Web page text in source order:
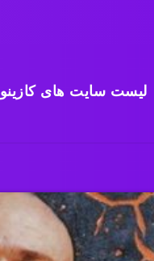
لیست سایت های کازینو